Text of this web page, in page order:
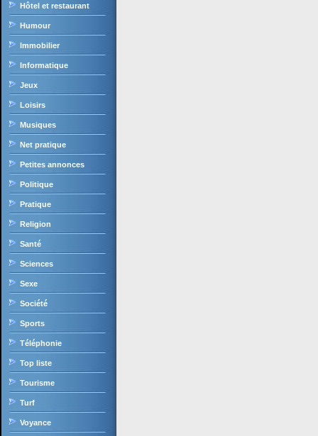
Hôtel et restaurant
Humour
Immobilier
Informatique
Jeux
Loisirs
Musiques
Net pratique
Petites annonces
Politique
Pratique
Religion
Santé
Sciences
Sexe
Société
Sports
Téléphonie
Top liste
Tourisme
Turf
Voyance